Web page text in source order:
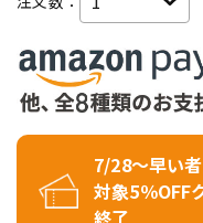
7/28～早い
対象5％OFF
終了